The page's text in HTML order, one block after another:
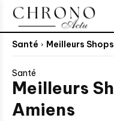
Santé Meilleurs
Santé
Meilleurs
Amiens